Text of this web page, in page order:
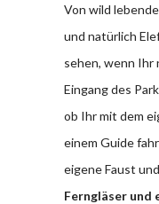
Von wild
und natürlich
sehen, wenn Ihr
Eingang des
ob Ihr mit dem
einem Guide
eigene Faust
Ferngläser und